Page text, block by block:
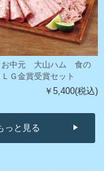
お中元 大山ハム 食の
Ｇ金賞受賞セット
￥5,400(税込)
っと見る